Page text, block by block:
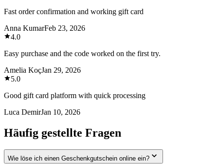
Fast order confirmation and working gift card
Anna KumarFeb 23, 2026
4.0
Easy purchase and the code worked on the first try.
Amelia KoçJan 29, 2026
5.0
Good gift card platform with quick processing
Luca DemirJan 10, 2026
Häufig gestellte Fragen
Wie löse ich einen Geschenkgutschein online ein?